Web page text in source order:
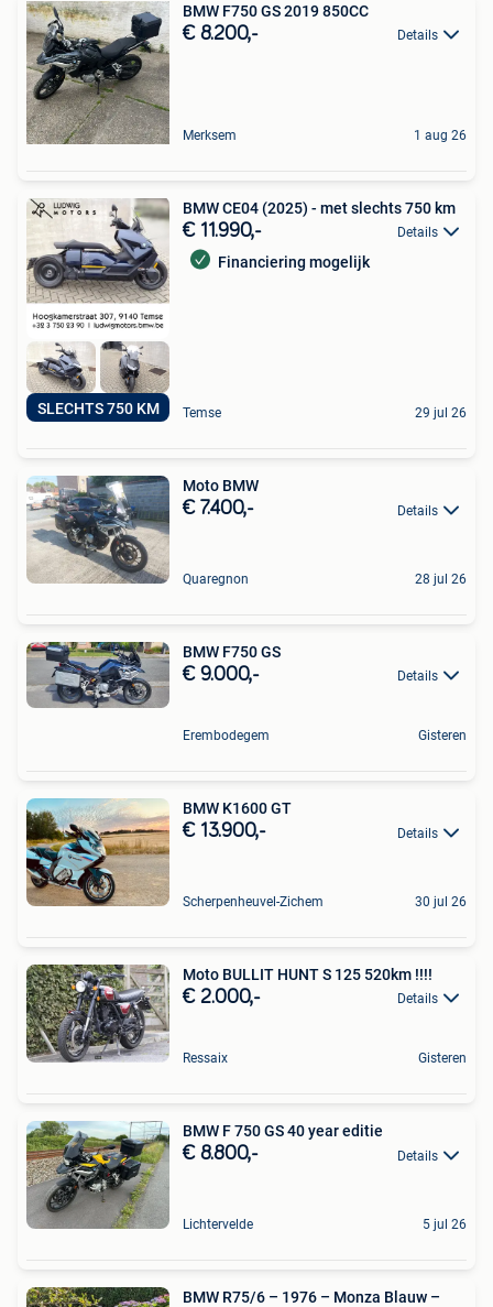
BMW F750 GS 2019 850CC
€ 8.200,- Details
Merksem 1 aug 26
SLECHTS 750 KM
BMW CE04 (2025) - met slechts 750 km
€ 11.990,- Details
Financiering mogelijk
Temse 29 jul 26
Moto BMW
€ 7.400,- Details
Quaregnon 28 jul 26
BMW F750 GS
€ 9.000,- Details
Erembodegem Gisteren
BMW K1600 GT
€ 13.900,- Details
Scherpenheuvel-Zichem 30 jul 26
Moto BULLIT HUNT S 125 520km !!!!
€ 2.000,- Details
Ressaix Gisteren
BMW F 750 GS 40 year editie
€ 8.800,- Details
Lichtervelde 5 jul 26
BMW R75/6 – 1976 – Monza Blauw –